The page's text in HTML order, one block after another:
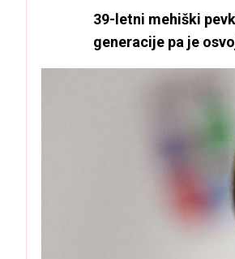
39-letni mehiški
generacije pa je